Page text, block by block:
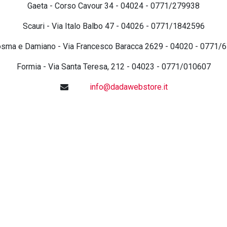
Gaeta - Corso Cavour 34 - 04024 - 0771/279938
Scauri - Via Italo Balbo 47 - 04026 - 0771/1842596
e Damiano - Via Francesco Baracca 2629 - 04020 - 0771/
Formia - Via Santa Teresa, 212 - 04023 - 0771/010607
info@dadawebstore.it